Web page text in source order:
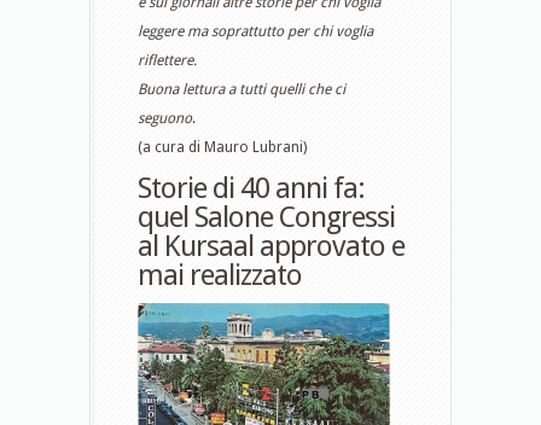
leggere ma soprattutto per chi voglia
riflettere.
Buona lettura a tutti quelli che ci
seguono.
(a cura di Mauro Lubrani)
Storie di 40 anni fa:
quel Salone Congressi
al Kursaal approvato e
mai realizzato